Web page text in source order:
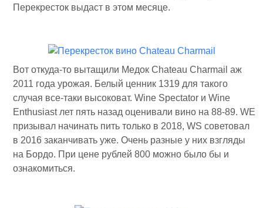
Перекресток выдаст в этом месяце.
Вот откуда-то вытащили Медок Chateau Charmail аж
2011 года урожая. Белый ценник 1319 для такого
случая все-таки высоковат. Wine Spectator и Wine
Enthusiast лет пять назад оценивали вино на 88-89. WE
призывал начинать пить только в 2018, WS советовал
в 2016 заканчивать уже. Очень разные у них взгляды
на Бордо. При цене рублей 800 можно было бы и
ознакомиться.